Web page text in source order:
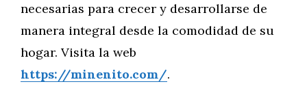
necesarias para crecer y desarrollarse de
manera integral desde la comodidad de su
hogar. Visita la web
https://minenito.com/.